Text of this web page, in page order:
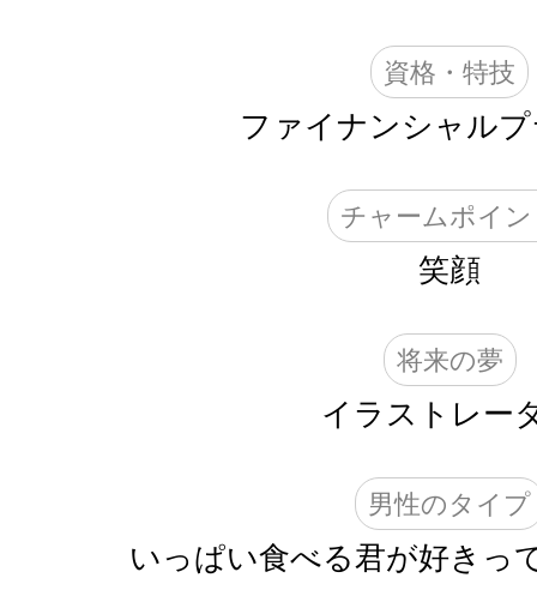
資格・特技
ファイナンシャル
チャームポイ
笑顔
将来の夢
イラストレー
男性のタイプ
いっぱい食べる君が好きっ